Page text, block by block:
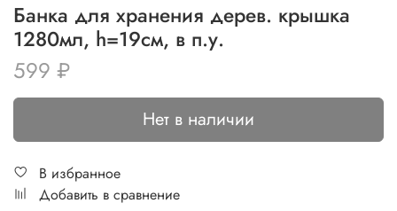
Банка для хранения дерев. крышка
1280мл, h=19см, в п.у.
599 ₽
Нет в наличии
В избранное
Добавить в сравнение